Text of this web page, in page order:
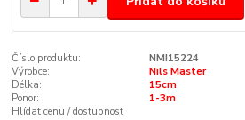
Číslo produktu:
NMI15224
Výrobce:
Nils Master
Délka:
15cm
Ponor:
1-3m
Hlídat cenu / dostupnost